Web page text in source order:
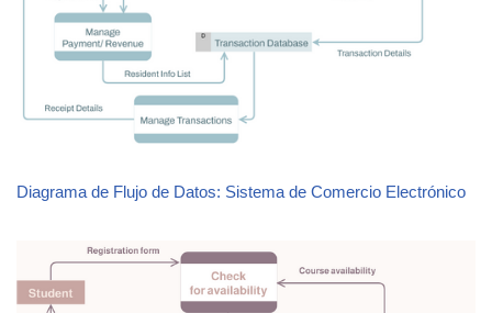
Diagrama de Flujo de Datos: Sistema de Comercio Electrónico